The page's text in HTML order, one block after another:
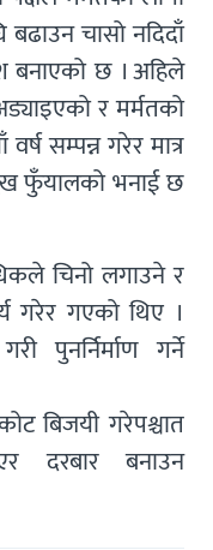
चासो नदिदाँ
बनाएको छ । अहिले
र मर्मतको
सम्पन्न गरेर मात्र
फुँयालको भनाई छ
चिनो लगाउने र
गरेर गएको थिए ।
पुनर्निर्माण गर्ने
बिजयी गरेपश्चात
दरबार बनाउन